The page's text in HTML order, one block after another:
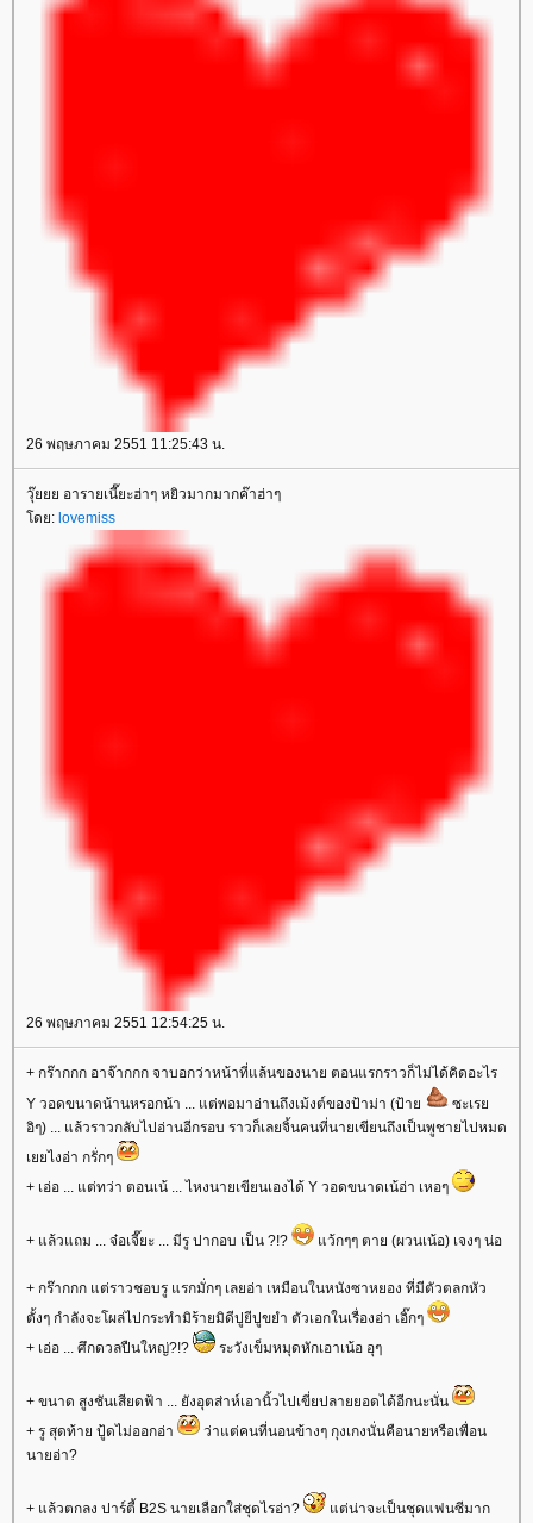
26 พฤษภาคม 2551 11:25:43 น.
วุ๊ยยย อารายเนี๊ยะฮ่าๆ หยิวมากมากค๊าฮ่าๆ
โดย: lovemiss
26 พฤษภาคม 2551 12:54:25 น.
+ กร๊ากกก อาจ๊ากกก จาบอกว่าหน้าที่แล้นของนาย ตอนแรกราวก็ไม่ได้คิดอะไร
Y วอดขนาดน้านหรอกน้า ... แต่พอมาอ่านถึงเม้งต์ของป้าม่า (ป้าย
ซะเรย
อิๆ) ... แล้วราวกลับไปอ่านอีกรอบ ราวก็เลยจิ้นคนที่นายเขียนถึงเป็นพูชายไปหมด
เยยไงอ่า กรั่กๆ
+ เอ่อ ... แต่ทว่า ตอนเน้ ... ไหงนายเขียนเองได้ Y วอดขนาดเน้อ่า เหอๆ
+ แล้วแถม ... จ๋อเจี๊ยะ ... มีรู ปากอบ เป็น ?!? แว้กๆๆ ตาย (ผวนเน้อ) เจงๆ น่อ
+ กร๊ากกก แต่ราวชอบรู แรกมั่กๆ เลยอ่า เหมือนในหนังซาหยอง ที่มีตัวตลกหัว
ตั้งๆ กำลังจะโผล่ไปกระทำมิร้ายมิดีปูยีปูขยำ ตัวเอกในเรื่องอ่า เอิ๊กๆ
+ เอ่อ ... ศึกดวลปืนใหญ่?!?
ระวังเข็มหมุดหักเอาเน้อ อุๆ
+ ขนาด สูงชันเสียดฟ้า ... ยังอุตส่าห์เอานิ้วไปเขี่ยปลายยอดได้อีกนะนั่น
+ รู สุดท้าย ปู้ดไม่ออกอ่า
ว่าแต่คนที่นอนข้างๆ กุงเกงนั่นคือนายหรือเพื่อน
นายอ่า?
+ แล้วตกลง ปาร์ตี้ B2S นายเลือกใส่ชุดไรอ่า?
แต่น่าจะเป็นชุดแฟนซีมาก